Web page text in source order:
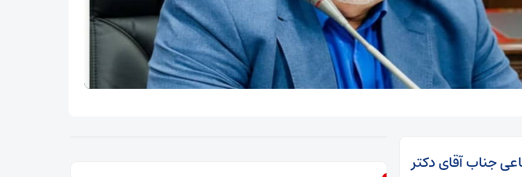
جناب آقای دکتر